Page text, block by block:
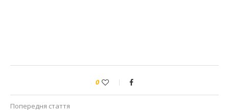
0
Попередня стаття